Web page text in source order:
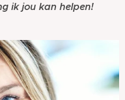
ik jou kan helpen!